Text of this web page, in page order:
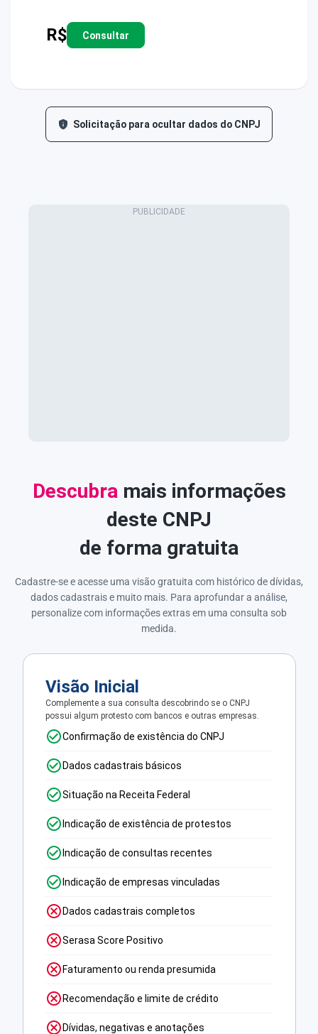
R$ Consultar
Solicitação para ocultar dados do CNPJ
Descubramais informações
deste CNPJ
de forma gratuita
Cadastre-se e acesse uma visão gratuita com histórico de dívidas,
dados cadastrais e muito mais. Para aprofundar a análise,
personalize com informações extras em uma consulta sob
medida.
Visão Inicial
Complemente a sua consulta descobrindo se o CNPJ
possui algum protesto com bancos e outras empresas.
Confirmação de existência do CNPJ
Dados cadastrais básicos
Situação na Receita Federal
Indicação de existência de protestos
Indicação de consultas recentes
Indicação de empresas vinculadas
Dados cadastrais completos
Serasa Score Positivo
Faturamento ou renda presumida
Recomendação e limite de crédito
Dívidas, negativas e anotações